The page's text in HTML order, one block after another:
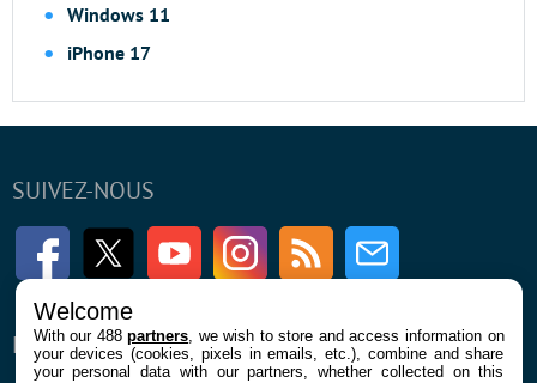
Windows 11
iPhone 17
SUIVEZ-NOUS
FacebookTwitter Youtube InstagramRSS Newsletter
ENTREPRISE À PROPOS
Welcome
With our 488partners , we wish to store and access information on
your devices (cookies, pixels in emails, etc.), combine and share
your personal data with our partners, whether collected on this